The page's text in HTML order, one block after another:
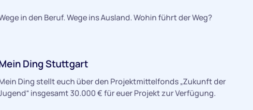
in den Beruf. Wege ins Ausland. Wohin führt der Weg?
Ding Stuttgart
Ding stellt euch über den Projektmittelfonds „Zukunft der
insgesamt 30.000 € für euer Projekt zur Verfügung.